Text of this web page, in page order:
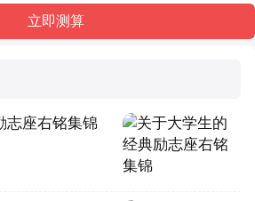
志座右铭集锦